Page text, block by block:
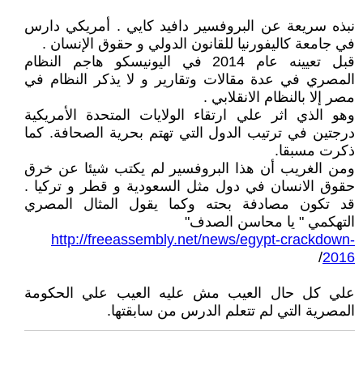
نبذه سريعة عن البروفسير دافيد كايي . أمريكي دارس
في جامعة كاليفورنيا للقانون الدولي و حقوق الإنسان .
قبل تعيينه عام 2014 في اليونيسكو هاجم النظام
المصري في عدة مقالات وتقارير و لا يذكر النظام في
مصر إلا بالنظام الانقلابي .
وهو الذي اثر علي ارتقاء الولايات المتحدة الأمريكية
درجتين في ترتيب الدول التي تهتم بحرية الصحافة. كما
ذكرت مسبقا.
ومن الغريب أن هذا البروفسير لم يكتب شيئا عن خرق
حقوق الانسان في دول مثل السعودية و قطر و تركيا .
قد تكون مصادفة بحته وكما يقول المثال المصري
التهكمي " يا محاسن الصدف"
http://freeassembly.net/news/egypt-crackdown-
2016
/
علي كل حال العيب مش عليه العيب علي الحكومة
المصرية التي لم تتعلم الدرس من سابقتها.